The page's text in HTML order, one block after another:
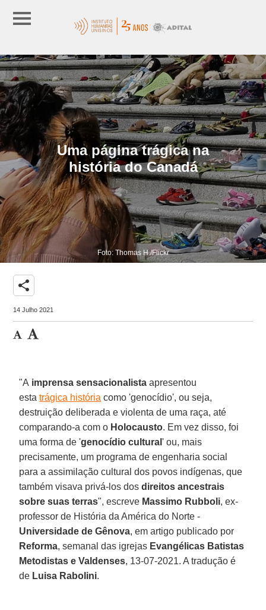
Uma página trágica na
história do Canadá
Foto: Thomas H./Flickr
share
14 Julho 2021
"A imprensa sensacionalista apresentou
estatrágica história como 'genocídio', ou seja,
destruição deliberada e violenta de uma raça, até
comparando-a com o Holocausto. Em vez disso, foi
uma forma de 'genocídio cultural' ou, mais
precisamente, um programa de engenharia social
para a assimilação cultural dos povos indígenas, que
também visava privá-los dosdireitos ancestrais
sobre suas terras", escreve Massimo Rubboli, ex-
professor de História da América do Norte -
Universidade de Gênova, em artigo publicado por
Reforma, semanal das igrejas Evangélicas Batistas
Metodistas e Valdenses, 13-07-2021. A tradução é
de Luisa Rabolini.